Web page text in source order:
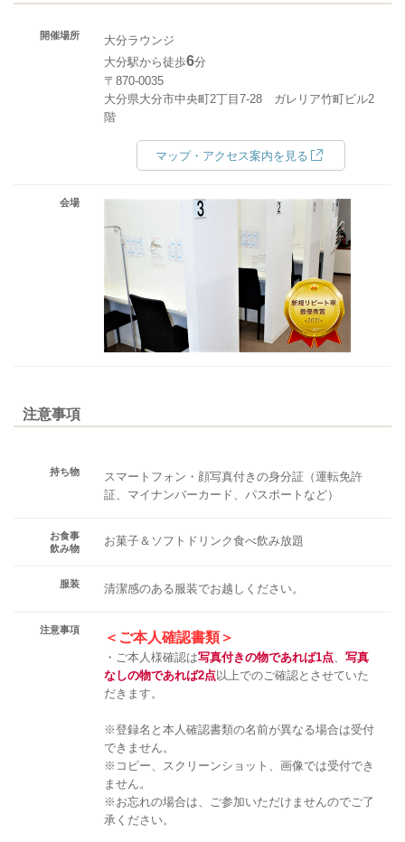
開催場所
大分ラウンジ
大分駅から徒歩6分
〒870-0035
大分県大分市中央町2丁目7-28 ガレリア竹町ビル2
階
マップ・アクセス案内を見る
会場
注意事項
持ち物
スマートフォン・顔写真付きの身分証（運転免許
証、マイナンバーカード、パスポートなど）
お食事
飲み物
お菓子＆ソフトドリンク食べ飲み放題
服装 清潔感のある服装でお越しください。
注意事項 ＜ご本人確認書類＞
・ご本人様確認は写真付きの物であれば1点
写真
なしの物であれば2点以上でのご確認とさせていた
だきます。
※登録名と本人確認書類の名前が異なる場合は受付
できません。
※コピー、スクリーンショット、画像では受付でき
ません。
※お忘れの場合は、ご参加いただけませんのでご了
承ください。